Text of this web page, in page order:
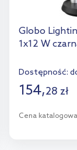
Globo
1x12 W
Dostępność:
154,28 zł
Cena